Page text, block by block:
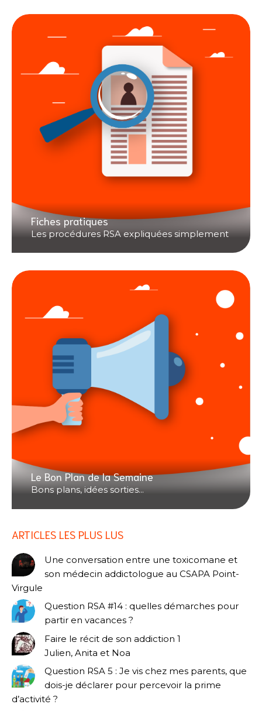
Fiches pratiques
Les procédures RSA expliquées simplement
Le Bon Plan de la Semaine
Bons plans, idées sorties...
ARTICLES LES PLUS LUS
Une conversation entre une toxicomane et
son médecin addictologue au CSAPA Point-
Virgule
Question RSA #14 : quelles démarches pour
partir en vacances ?
Faire le récit de son addiction 1
Julien, Anita et Noa
Question RSA 5 : Je vis chez mes parents, que
dois-je déclarer pour percevoir la prime
d’activité ?